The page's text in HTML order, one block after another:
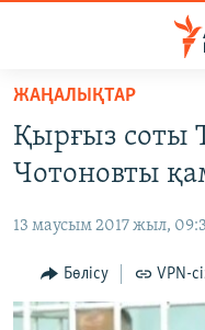
Skip
main
content
to
Navigation
Skip
САЯСАТ
ҚАҢТАР ОҚИҒАСЫ
АДАМ ҚҰҚЫҚТАРЫ
ӘЛЕУМЕТ
ЖАҢАЛЫҚТАР
Қырғыз соты
Чотоновты
13 маусым 2017 жыл,
Бөлісу VPN-